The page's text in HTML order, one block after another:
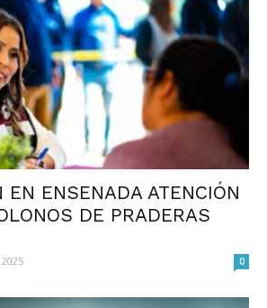
EN ENSENADA ATENCIÓN
DE PRADERAS
0